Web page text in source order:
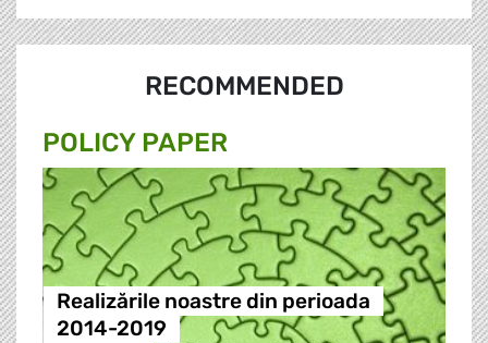
RECOMMENDED
POLICY PAPER
Realizările noastre din perioada
2014-2019